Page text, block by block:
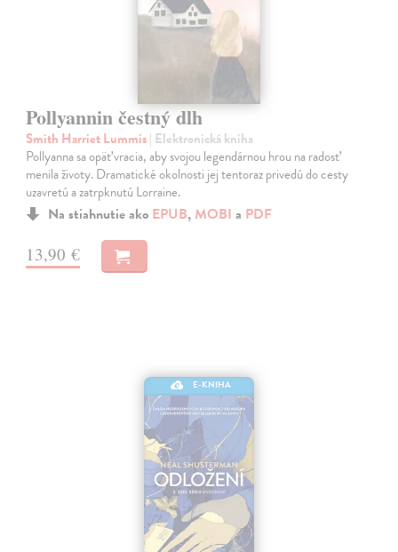
Pollyannin čestný dlh
Smith Harriet Lummis| Elektronická kniha
Pollyanna sa opäť vracia, aby svojou legendárnou hrou na radosť
menila životy. Dramatické okolnosti jej tentoraz privedú do cesty
uzavretú a zatrpknutú Lorraine.
Na stiahnutie ako EPUB, MOBI a PDF
13,90 €
E-KNIHA